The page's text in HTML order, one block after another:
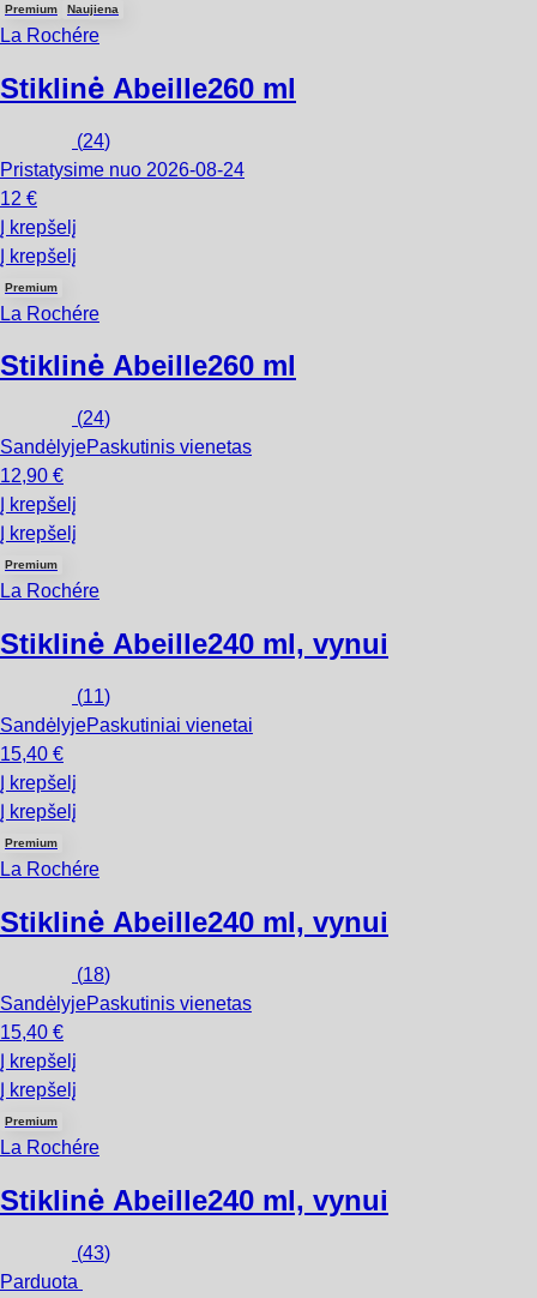
Premium Naujiena
La Rochére
Stiklinė Abeille260 ml
(24)
Pristatysime nuo 2026‑08‑24
12 €
Į krepšelį
Į krepšelį
Premium
La Rochére
Stiklinė Abeille260 ml
(24)
SandėlyjePaskutinis vienetas
12,90 €
Į krepšelį
Į krepšelį
Premium
La Rochére
Stiklinė Abeille240 ml, vynui
(11)
SandėlyjePaskutiniai vienetai
15,40 €
Į krepšelį
Į krepšelį
Premium
La Rochére
Stiklinė Abeille240 ml, vynui
(18)
SandėlyjePaskutinis vienetas
15,40 €
Į krepšelį
Į krepšelį
Premium
La Rochére
Stiklinė Abeille240 ml, vynui
(43)
Parduota